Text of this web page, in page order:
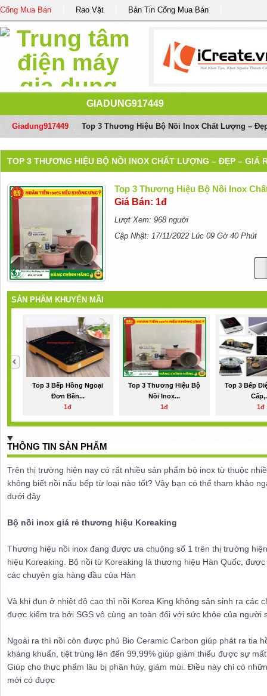
Cổng Mua Bán Rao Vặt Bản Tin Cổng Mua Bán
GIADUNG917449
Giadung917449 Top 3 Thương Hiệu Bộ Nồi Inox Chất Lượng –
TOP 3 THƯƠNG HIỆU BỘ NỒI INOX CHẤT LƯỢNG – ĐẸP – GIÁ
Top 3 Thương Hiệu Bộ Nồi Inox
Giá Bán: 1đ
Lượt Xem: 968 người
Cập Nhật: 17/11/2022 Lúc 09 Gờ 40 Phút
SẢN PHẨM KHUYẾN MÃI
Top 3 Bếp Hồng Ngoại
Đơn Bền...
1đ
Top 3 Thương Hiệu Bộ
Nồi Inox...
1đ
Top 3 Bếp
1đ
THÔNG TIN SẢN PHẨM
Trên thị trường hiện nay có rất nhiều sản phẩm bộ inox từ thuộc
không biết nồi nấu bếp từ loại nào tốt? Vậy bạn có thể tham khảo
dưới đây
Bộ nồi inox giá rẻ thương hiệu Koreaking
Thương hiệu nồi inox đang được ưa chuộng số 1 trên thị trường
hiệu Koreaking. Bộ nồi từ Koreaking là thương hiệu Hàn Quốc,
các chuyên gia hàng đầu của Hàn
Và khi đun ở nhiệt độ cao thì nồi Korea King không sản sinh ra các
được kiểm tra bởi SGS vô cùng an toàn đối với sức khỏe của người
Ngoài ra thì nồi còn được phủ Bio Ceramic Carbon giúp phát ra tia
kháng khuẩn, tiệt trùng lên đến 99,99% giúp giảm thiểu được sự
Giúp cho thực phẩm lâu bị phân hủy, giảm mùi. Điều này chỉ có
mới có được